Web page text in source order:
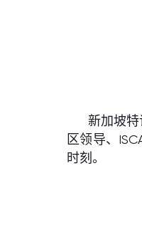
新加坡
区领导、
时刻。